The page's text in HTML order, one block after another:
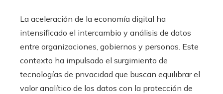
La aceleración de la economía digital ha
intensificado el intercambio y análisis de datos
entre organizaciones, gobiernos y personas. Este
contexto ha impulsado el surgimiento de
tecnologías de privacidad que buscan equilibrar el
valor analítico de los datos con la protección de